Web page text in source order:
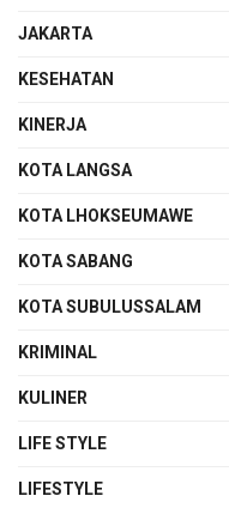
JAKARTA
KESEHATAN
KINERJA
KOTA LANGSA
KOTA LHOKSEUMAWE
KOTA SABANG
KOTA SUBULUSSALAM
KRIMINAL
KULINER
LIFE STYLE
LIFESTYLE